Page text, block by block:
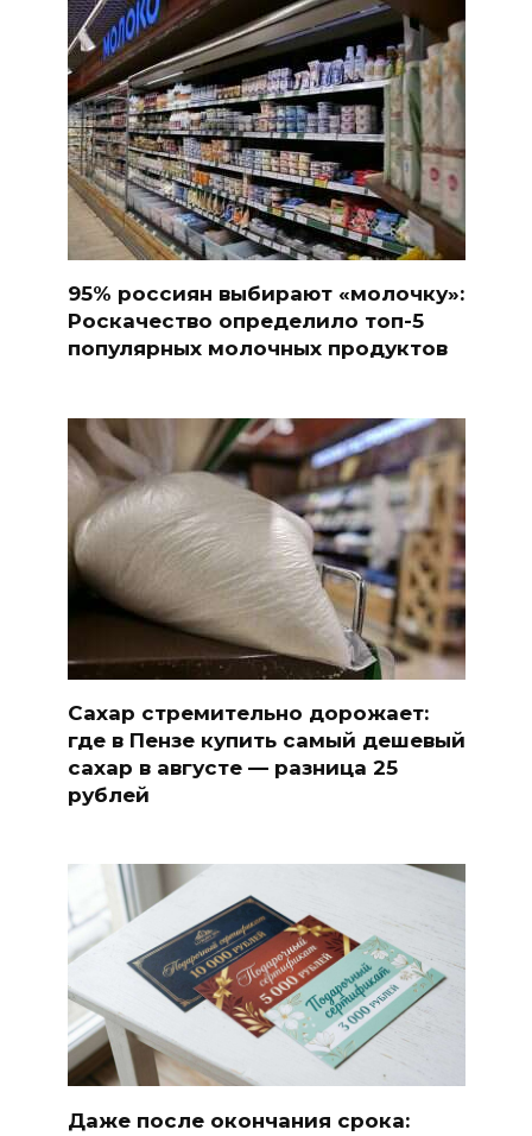
95% россиян выбирают «молочку»:
Роскачество определило топ-5
популярных молочных продуктов
Сахар стремительно дорожает:
где в Пензе купить самый дешевый
сахар в августе — разница 25
рублей
Даже после окончания срока: